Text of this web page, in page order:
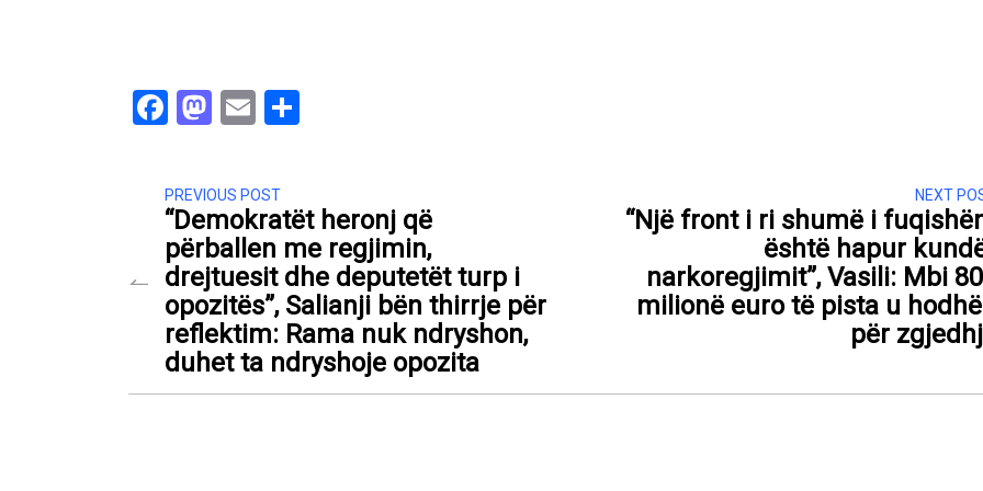
Facebook
Mastodon
Email
PREVIOUS POST
“Demokratët heronj që
përballen me regjimin,
drejtuesit dhe deputetët turp i
opozitës”, Salianji bën thirrje për
reflektim: Rama nuk ndryshon,
duhet ta ndryshoje opozita
NEXT
“Një front i ri shumë i
është hapur
narkoregjimit”, Vasili: Mbi
milionë euro të pista u
për